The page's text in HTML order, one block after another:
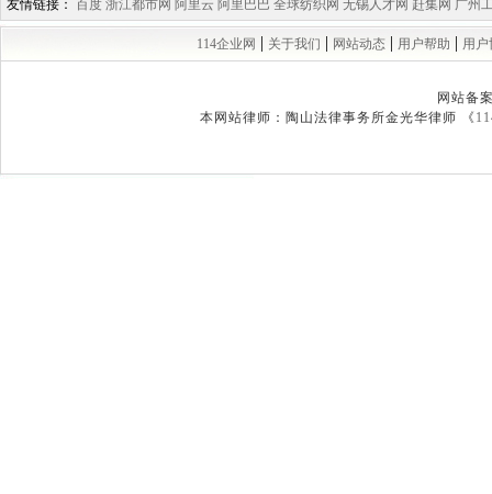
友情链接： 百度 浙江都市网 阿里云 阿里巴巴 全球纺织网 无锡人才网 赶集网 广州
114企业网 | 关于我们 | 网站动态| 用户帮助 | 用户
网站备
本网站律师：陶山法律事务所金光华律师 《